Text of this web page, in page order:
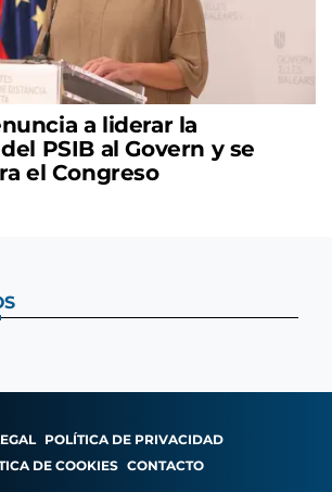
a liderar la
PSIB al Govern y se
el Congreso
POLÍTICA DE PRIVACIDAD
DE COOKIES CONTACTO